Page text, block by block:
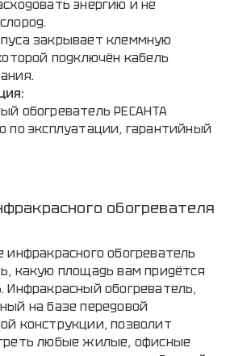
энергию и не
закрывает клеммную
подключён кабель
обогреватель РЕСАНТА
по эксплуатации, гарантийный
обогревателя
инфракрасного обогреватель
какую площадь вам придётся
Инфракрасный обогреватель,
на базе передовой
конструкции, позволит
любые жилые, офисные